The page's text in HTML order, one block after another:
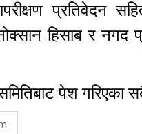
प्रतिवेदन
हिसाब र नगद
पेश गरिएका